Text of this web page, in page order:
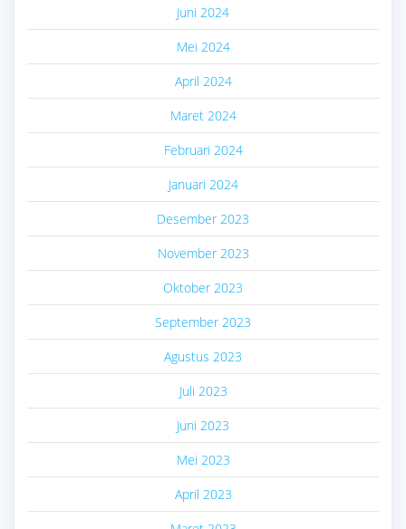
Juni 2024
Mei 2024
April 2024
Maret 2024
Februari 2024
Januari 2024
Desember 2023
November 2023
Oktober 2023
September 2023
Agustus 2023
Juli 2023
Juni 2023
Mei 2023
April 2023